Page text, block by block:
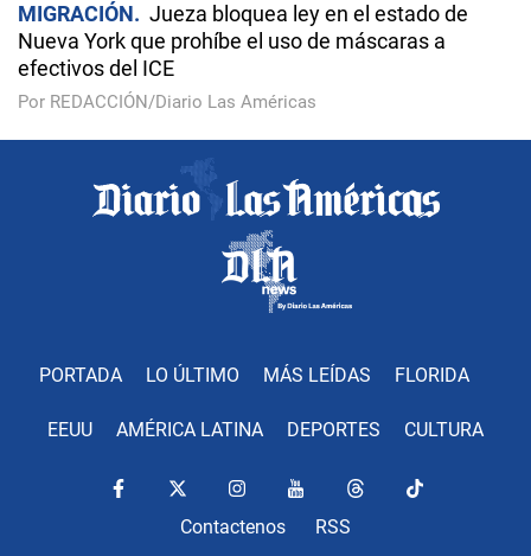
MIGRACIÓN
Jueza bloquea ley en el estado de
Nueva York que prohíbe el uso de máscaras a
efectivos del ICE
Por REDACCIÓN/Diario Las Américas
PORTADA LO ÚLTIMO MÁS LEÍDAS FLORIDA
EEUU AMÉRICA LATINA DEPORTES CULTURA
Contactenos RSS